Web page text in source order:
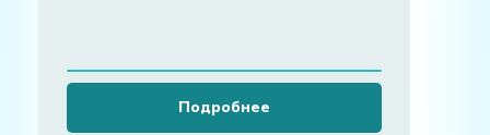
Подробнее